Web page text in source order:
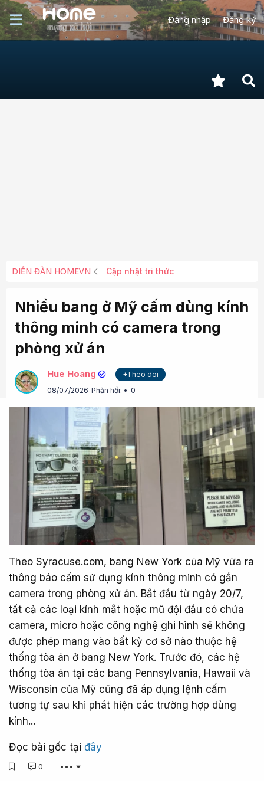
Đăng nhập Đăng ký
DIỄN ĐÀN HOMEVN Cập nhật tri thức
Nhiều bang ở Mỹ cấm dùng kính
thông minh có camera trong
phòng xử án
Hue Hoang
+Theo dõi
08/07/2026 Phản hồi: 0
Theo Syracuse.com, bang New York của Mỹ vừa ra
thông báo cấm sử dụng kính thông minh có gắn
camera trong phòng xử án. Bắt đầu từ ngày 20/7,
tất cả các loại kính mắt hoặc mũ đội đầu có chứa
camera, micro hoặc công nghệ ghi hình sẽ không
được phép mang vào bất kỳ cơ sở nào thuộc hệ
thống tòa án ở bang New York. Trước đó, các hệ
thống tòa án tại các bang Pennsylvania, Hawaii và
Wisconsin của Mỹ cũng đã áp dụng lệnh cấm
tương tự sau khi phát hiện các trường hợp dùng
kính...
Đọc bài gốc tại đây
0 •••